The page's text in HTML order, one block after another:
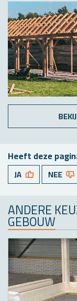
Heeft deze
JA NEE
AN­DE­RE
GE­BOUW